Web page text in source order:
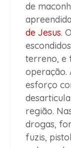
de
de Jesus.
terreno, e
operação.
esforço
região.
drogas,
fuzis,